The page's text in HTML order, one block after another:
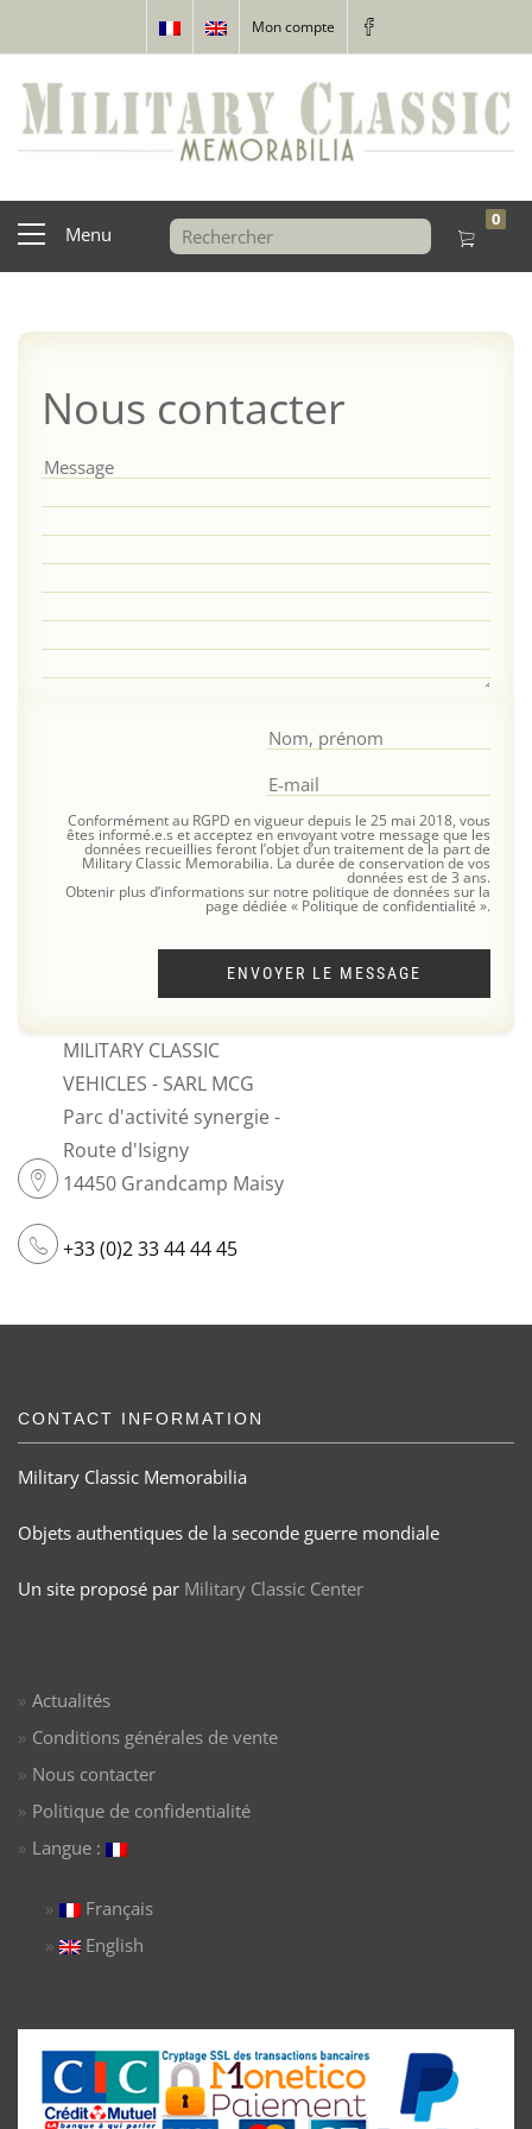
Mon compte
Menu
0
Nous contacter
Conformément au RGPD en vigueur depuis le 25 mai 2018, vous
êtes informé.e.s et acceptez en envoyant votre message que les
données recueillies feront l’objet d’un traitement de la part de
Military Classic Memorabilia. La durée de conservation de vos
données est de 3 ans.
Obtenir plus d’informations sur notre politique de données sur la
page dédiée « Politique de confidentialité ».
ENVOYER LE MESSAGE
MILITARY CLASSIC
VEHICLES - SARL MCG
Parc d'activité synergie -
Route d'Isigny
14450 Grandcamp Maisy
+33 (0)2 33 44 44 45
CONTACT INFORMATION
Military Classic Memorabilia
Objets authentiques de la seconde guerre mondiale
Un site proposé par Military Classic Center
Actualités
Conditions générales de vente
Nous contacter
Politique de confidentialité
Langue :
Français
English